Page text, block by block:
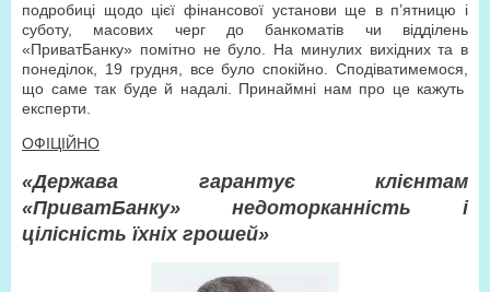
подробиці щодо цієї фінансової установи ще в п’ятницю і
суботу, масових черг до банкоматів чи відділень
«ПриватБанку» помітно не було. На минулих вихідних та в
понеділок, 19 грудня, все було спокійно. Сподіватимемося,
що саме так буде й надалі. Принаймні нам про це кажуть
експерти.
ОФІЦІЙНО
«Держава гарантує клієнтам
«ПриватБанку» недоторканність і
цілісність їхніх грошей»